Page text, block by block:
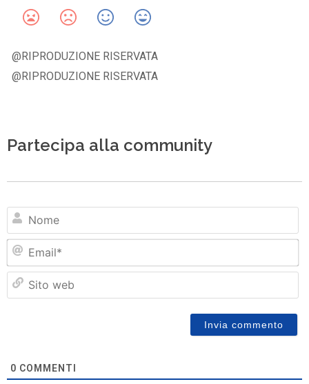
@RIPRODUZIONE RISERVATA
@RIPRODUZIONE RISERVATA
Partecipa alla community
0 COMMENTI